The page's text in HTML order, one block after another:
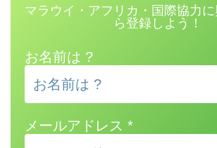
マラウイ・アフリカ・国際協力
ら登録しよう！
お名前は ?
メールアドレス *